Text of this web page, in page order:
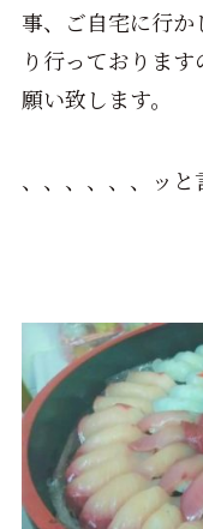
事、ご自宅に行
り行っておりま
願い致します。
、、、、、、ッ